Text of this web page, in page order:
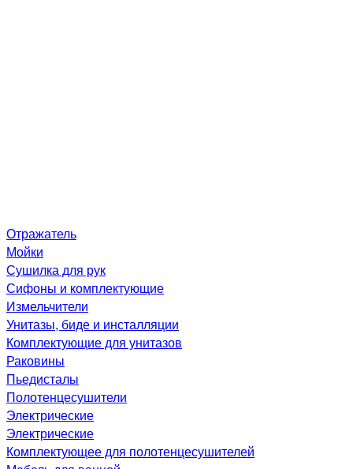
Отражатель
Мойки
Сушилка для рук
Сифоны и комплектующие
Измельчители
Унитазы, биде и инсталляции
Комплектующие для унитазов
Раковины
Пьедисталы
Полотенцесушители
Электрические
Электрические
Комплектующее для полотенцесушителей